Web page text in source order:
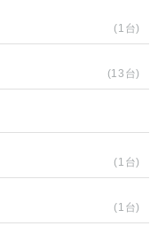
(1台)
(13台)
(1台)
(1台)